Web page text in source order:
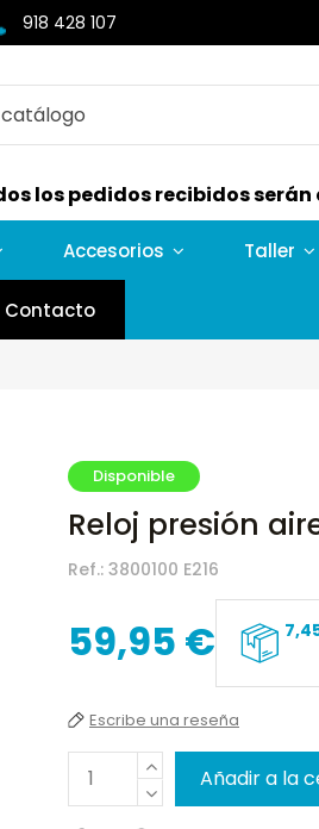
918 428 107
los pedidos recibidos
Accesorios Taller
Contacto
Disponible
Reloj presión
Ref.: 3800100 E216
59,95 €
Escribe una reseña
Añadir a la